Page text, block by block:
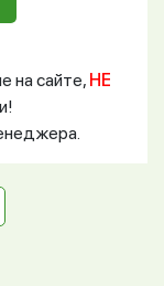
на сайте, НЕ